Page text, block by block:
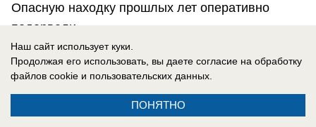
Опасную находку прошлых лет оперативно
подорвали
Наш сайт использует куки.
Продолжая его использовать, вы даете согласие на обработку
файлов cookie и пользовательских данных.
ПОНЯТНО